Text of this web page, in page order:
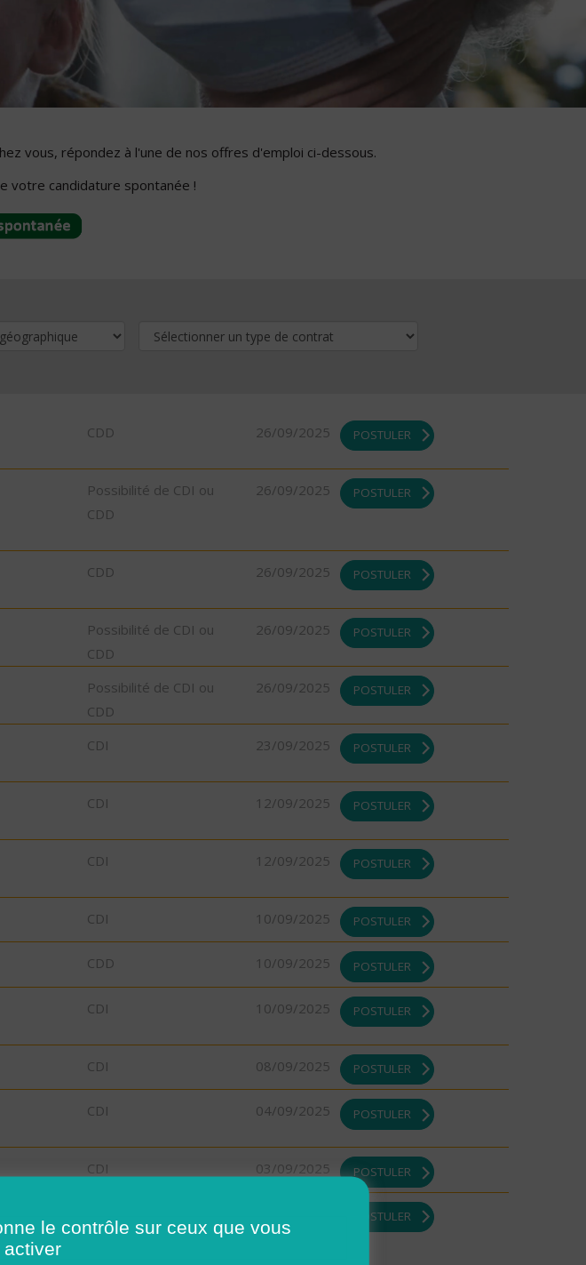
vous, répondez à l'une de nos offres d'emploi ci-dessous.
votre candidature spontanée !
CDD 26/09/2025 POSTULER
Possibilité de CDI ou
CDD
26/09/2025 POSTULER
CDD 26/09/2025 POSTULER
Possibilité de CDI ou
CDD
26/09/2025 POSTULER
Possibilité de CDI ou
CDD
26/09/2025 POSTULER
CDI 23/09/2025 POSTULER
CDI 12/09/2025 POSTULER
CDI 12/09/2025 POSTULER
CDI 10/09/2025 POSTULER
CDD 10/09/2025 POSTULER
CDI 10/09/2025 POSTULER
CDI 08/09/2025 POSTULER
CDI 04/09/2025 POSTULER
CDI 03/09/2025 POSTULER
POSTULER
le contrôle sur ceux que vous
activer